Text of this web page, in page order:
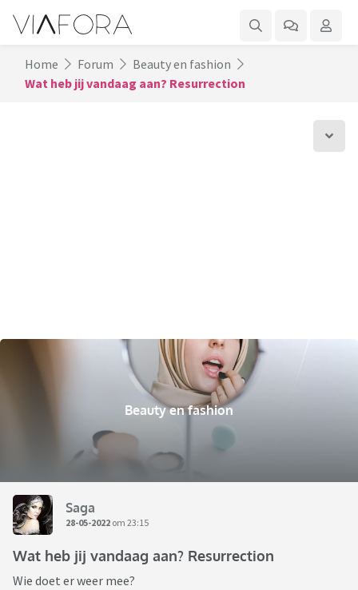
Home Forum
Beauty en fashion
Wat heb jij vandaag aan? Resurrection
Beauty en fashion
Saga
28-05-2022 om 23:15
Wat heb jij vandaag aan? Resurrection
Wie doet er weer mee?